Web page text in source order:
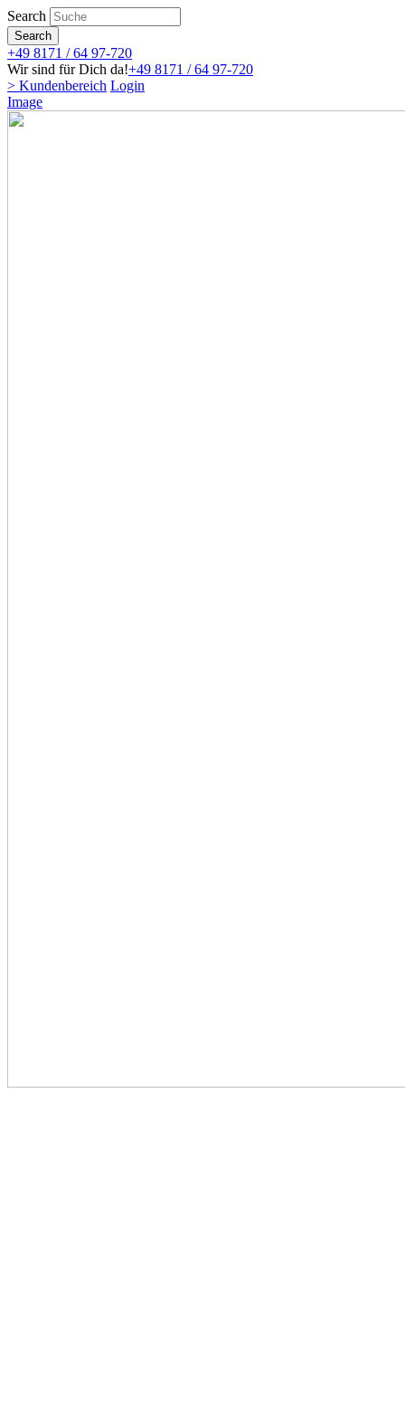
Direkt
zum
Inhalt
Search
Search
+49 8171 / 64 97-720
Wir sind für Dich da!+49 8171 / 64 97-720
> Kundenbereich Login
Image